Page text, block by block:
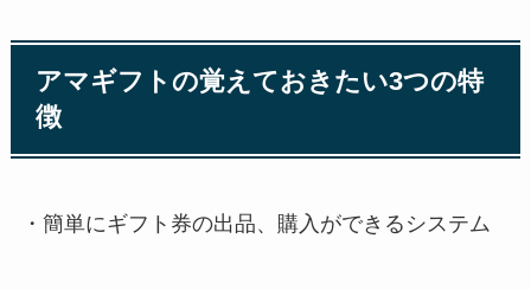
アマギフトの覚えておきたい3つの特
徴
・簡単にギフト券の出品、購入ができるシステム